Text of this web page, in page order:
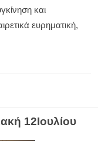
και
ευρηματική,
12Ιουλίου